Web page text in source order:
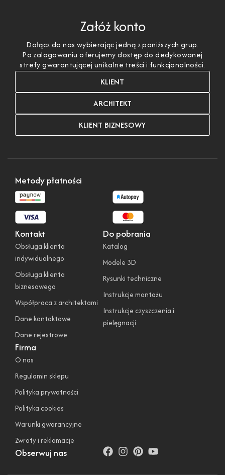
Załóż konto
Dołącz do nas wybierając jedną z poniższych grup.
Po zalogowaniu oferujemy dostęp do dedykowanej
strefy gwarantującej unikalne treści i funkcjonalności.
KLIENT
ARCHITEKT
KLIENT BIZNESOWY
Firma
O nas
Regulamin sklepu
Polityka prywatności
Polityka cookies
Warunki gwarancyjne
Zwroty i reklamacje
Kontakt
Obsługa klienta
indywidualnego
Obsługa klienta
biznesowego
Współpraca z architektami
Dane kontaktowe
Dane rejestrowe
Do pobrania
Katalog
Modele 3D
Rysunki techniczne
Instrukcje montażu
Instrukcje czyszczenia i
pielęgnacji
Metody płatności
Obserwuj nas